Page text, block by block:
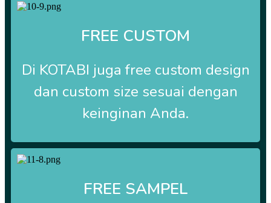
FREE CUSTOM
Di KOTABI juga free custom design
dan custom size sesuai dengan
keinginan Anda.
FREE SAMPEL